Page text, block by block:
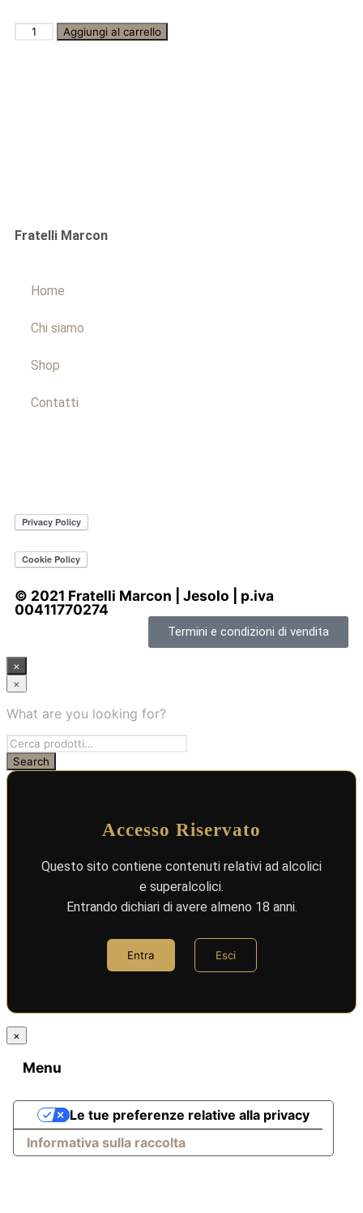
Aggiungi al carrello
Fratelli Marcon
Home
Chi siamo
Shop
Contatti
© 2021 Fratelli Marcon | Jesolo | p.iva
00411770274
Termini e condizioni di vendita
×
×
What are you looking for?
Accesso Riservato
Questo sito contiene contenuti relativi ad alcolici
e superalcolici.
Entrando dichiari di avere almeno 18 anni.
Entra Esci
×
Menu
Informativa sulla raccolta
Le tue preferenze relative alla privacy